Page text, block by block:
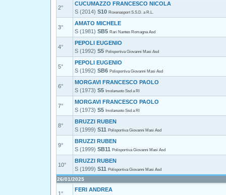
2°
CUCUMAZZO FRANCESCO NICOLA
S (2014) S10 Roxenasport S.S.D. a R.L.
3°
AMATO MICHELE
S (1981) SB5 Rari Nantes Romagna Asd
4°
PEPOLI EUGENIO
S (1992) S5 Polisportiva Giovanni Masi Asd
5°
PEPOLI EUGENIO
S (1992) SB6 Polisportiva Giovanni Masi Asd
6°
MORGAVI FRANCESCO PAOLO
S (1973) S5 Imolanuoto Ssd a Rl
7°
MORGAVI FRANCESCO PAOLO
S (1973) S5 Imolanuoto Ssd a Rl
8°
BRUZZI RUBEN
S (1999) S11 Polisportiva Giovanni Masi Asd
9°
BRUZZI RUBEN
S (1999) SB11 Polisportiva Giovanni Masi Asd
10°
BRUZZI RUBEN
S (1999) S11 Polisportiva Giovanni Masi Asd
26/01/2025
1°
FERI ANDREA